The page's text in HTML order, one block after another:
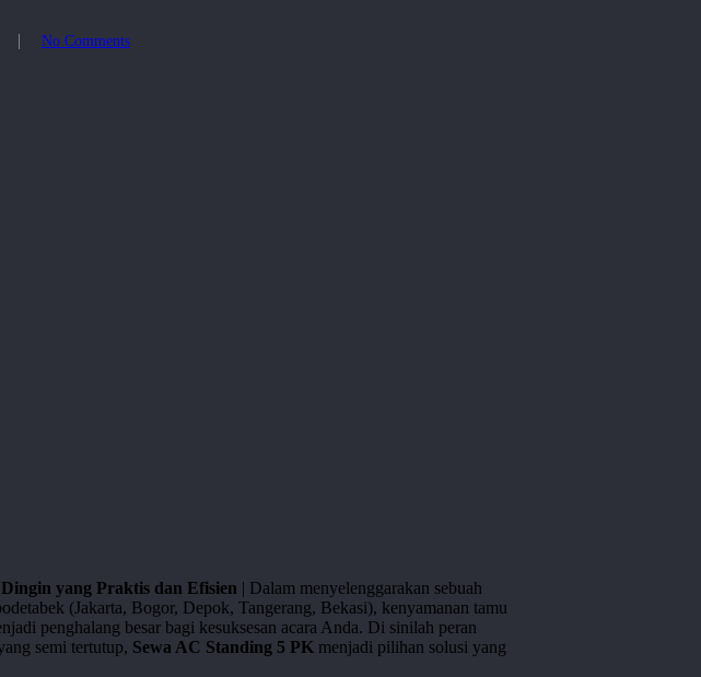
No Comments
yang Praktis dan Efisien | Dalam menyelenggarakan sebuah
(Jakarta, Bogor, Depok, Tangerang, Bekasi), kenyamanan tamu
penghalang besar bagi kesuksesan acara Anda. Di sinilah peran
semi tertutup, Sewa AC Standing 5 PK menjadi pilihan solusi yang